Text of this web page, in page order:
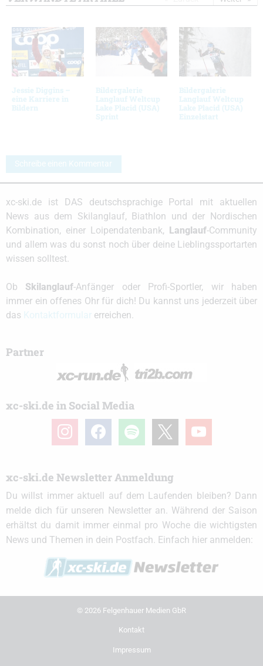
Jessie Diggins –
eine Karriere in
Bildern
Bildergalerie
Langlauf Weltcup
Lake Placid (USA)
Sprint
Bildergalerie
Langlauf Weltcup
Lake Placid (USA)
Einzelstart
Schreibe einen Kommentar
xc-ski.de ist DAS deutschsprachige Portal mit aktuellen
News aus dem Skilanglauf, Biathlon und der Nordischen
Kombination, einer Loipendatenbank,
Langlauf-Community
und allem was du sonst noch über deine Lieblingssportarten
wissen solltest.
Ob Skilanglauf-Anfänger oder Profi-Sportler, wir haben
immer ein offenes Ohr für dich! Du kannst uns jederzeit über
das
erreichen.
Partner
xc-ski.de in Social Media
instagramfacebook spotify youtube
xc-ski.de Newsletter Anmeldung
Du willst immer aktuell auf dem Laufenden bleiben? Dann
melde dich für unseren Newsletter an. Während der Saison
erhältst du damit immer einmal pro Woche die wichtigsten
News und Themen in dein Postfach. Einfach hier anmelden:
© 2026 Felgenhauer Medien GbR
Kontakt
Impressum